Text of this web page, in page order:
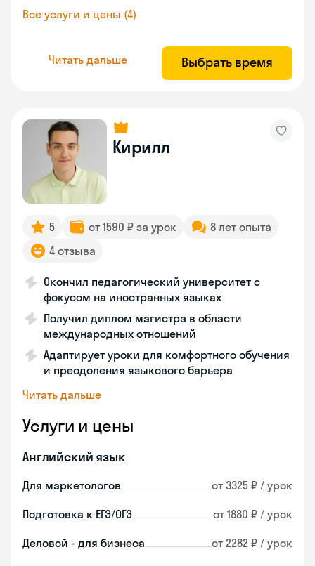
Все услуги и цены (4)
Читать дальше Выбрать время
Кирилл
5 от 1590 ₽ за урок
8 лет опыта
4 отзыва
Окончил педагогический университет с
фокусом на иностранных языках
Получил диплом магистра в области
международных отношений
Адаптирует уроки для комфортного обучения
и преодоления языкового барьера
Читать дальше
Услуги и цены
Английский язык
Для маркетологов от 3325 ₽ / урок
Подготовка к ЕГЭ/ОГЭ от 1880 ₽ / урок
Деловой - для бизнеса от 2282 ₽ / урок